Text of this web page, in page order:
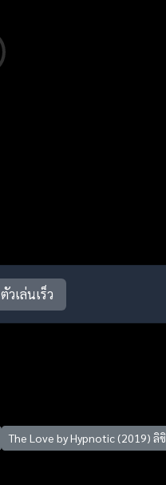
ตัวเล่นเร็ว
The Love by Hypnotic (2019) ลิ